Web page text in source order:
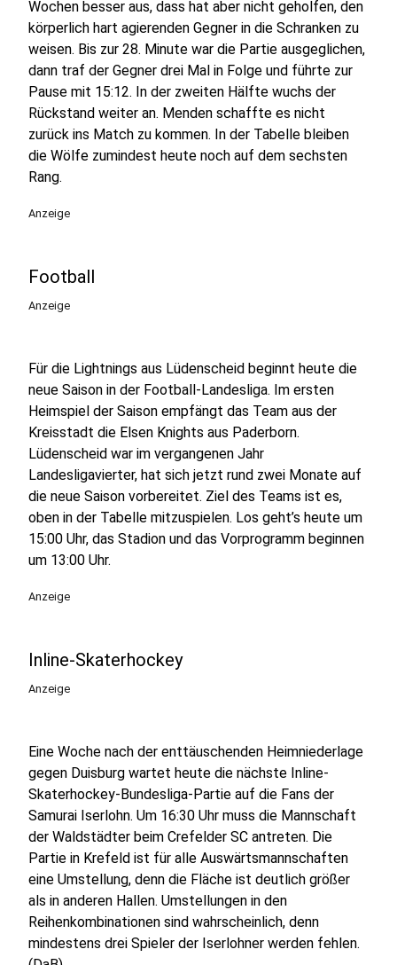
Wochen besser aus, dass hat aber nicht geholfen, den
körperlich hart agierenden Gegner in die Schranken zu
weisen. Bis zur 28. Minute war die Partie ausgeglichen,
dann traf der Gegner drei Mal in Folge und führte zur
Pause mit 15:12. In der zweiten Hälfte wuchs der
Rückstand weiter an. Menden schaffte es nicht
zurück ins Match zu kommen. In der Tabelle bleiben
die Wölfe zumindest heute noch auf dem sechsten
Rang.
Anzeige
Football
Anzeige
Für die Lightnings aus Lüdenscheid beginnt heute die
neue Saison in der Football-Landesliga. Im ersten
Heimspiel der Saison empfängt das Team aus der
Kreisstadt die Elsen Knights aus Paderborn.
Lüdenscheid war im vergangenen Jahr
Landesligavierter, hat sich jetzt rund zwei Monate auf
die neue Saison vorbereitet. Ziel des Teams ist es,
oben in der Tabelle mitzuspielen. Los geht’s heute um
15:00 Uhr, das Stadion und das Vorprogramm beginnen
um 13:00 Uhr.
Anzeige
Inline-Skaterhockey
Anzeige
Eine Woche nach der enttäuschenden Heimniederlage
gegen Duisburg wartet heute die nächste Inline-
Skaterhockey-Bundesliga-Partie auf die Fans der
Samurai Iserlohn. Um 16:30 Uhr muss die Mannschaft
der Waldstädter beim Crefelder SC antreten. Die
Partie in Krefeld ist für alle Auswärtsmannschaften
eine Umstellung, denn die Fläche ist deutlich größer
als in anderen Hallen. Umstellungen in den
Reihenkombinationen sind wahrscheinlich, denn
mindestens drei Spieler der Iserlohner werden fehlen.